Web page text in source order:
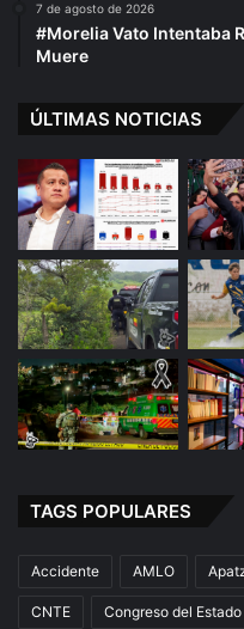
7 de agosto de 2026
#Morelia Vato Intentaba
Muere
ÚLTIMAS NOTICIAS
TAGS POPULARES
Accidente AMLO
CNTE Congreso del Estado